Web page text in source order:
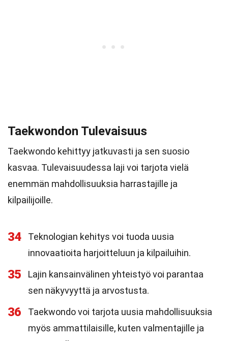
Taekwondon Tulevaisuus
Taekwondo kehittyy jatkuvasti ja sen suosio
kasvaa. Tulevaisuudessa laji voi tarjota vielä
enemmän mahdollisuuksia harrastajille ja
kilpailijoille.
34
Teknologian kehitys voi tuoda uusia
innovaatioita harjoitteluun ja kilpailuihin.
35
Lajin kansainvälinen yhteistyö voi parantaa
sen näkyvyyttä ja arvostusta.
36
Taekwondo voi tarjota uusia mahdollisuuksia
myös ammattilaisille, kuten valmentajille ja